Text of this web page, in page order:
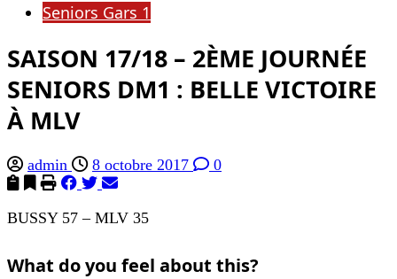
Seniors Gars 1
SAISON 17/18 – 2ÈME JOURNÉE
SENIORS DM1 : BELLE VICTOIRE
À MLV
admin 8 octobre 2017 0
BUSSY 57 – MLV 35
What do you feel about this?